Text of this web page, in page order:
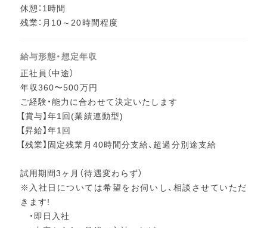
休憩：1時間
残業：月10～20時間程度
給与形態・想定年収
正社員（中途）
年収360〜500万円
ご経験・能力に合わせて決定いたします
【賞与】年1回(業績連動型)
【昇給】年1回
【残業】固定残業月40時間分支給、超過分別途支給
試用期間3ヶ月（待遇変わらず）
※入社日については希望をお伺いし、相談させていただ
きます!
・即日入社